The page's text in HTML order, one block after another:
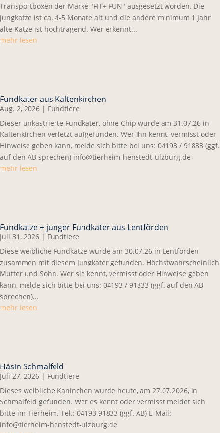
Transportboxen der Marke "FIT+ FUN" ausgesetzt worden. Die
Jungkatze ist ca. 4-5 Monate alt und die andere minimum 1 Jahr
alte Katze ist hochtragend. Wer erkennt...
mehr lesen
Fundkater aus Kaltenkirchen
Aug. 2, 2026 | Fundtiere
Dieser unkastrierte Fundkater, ohne Chip wurde am 31.07.26 in
Kaltenkirchen verletzt aufgefunden. Wer ihn kennt, vermisst oder
Hinweise geben kann, melde sich bitte bei uns: 04193 / 91833 (ggf.
auf den AB sprechen) info@tierheim-henstedt-ulzburg.de
mehr lesen
Fundkatze + junger Fundkater aus Lentförden
Juli 31, 2026 | Fundtiere
Diese weibliche Fundkatze wurde am 30.07.26 in Lentförden
zusammen mit diesem Jungkater gefunden. Höchstwahrscheinlich
Mutter und Sohn. Wer sie kennt, vermisst oder Hinweise geben
kann, melde sich bitte bei uns: 04193 / 91833 (ggf. auf den AB
sprechen)...
mehr lesen
Häsin Schmalfeld
Juli 27, 2026 | Fundtiere
Dieses weibliche Kaninchen wurde heute, am 27.07.2026, in
Schmalfeld gefunden. Wer es kennt oder vermisst meldet sich
bitte im Tierheim. Tel.: 04193 91833 (ggf. AB) E-Mail:
info@tierheim-henstedt-ulzburg.de